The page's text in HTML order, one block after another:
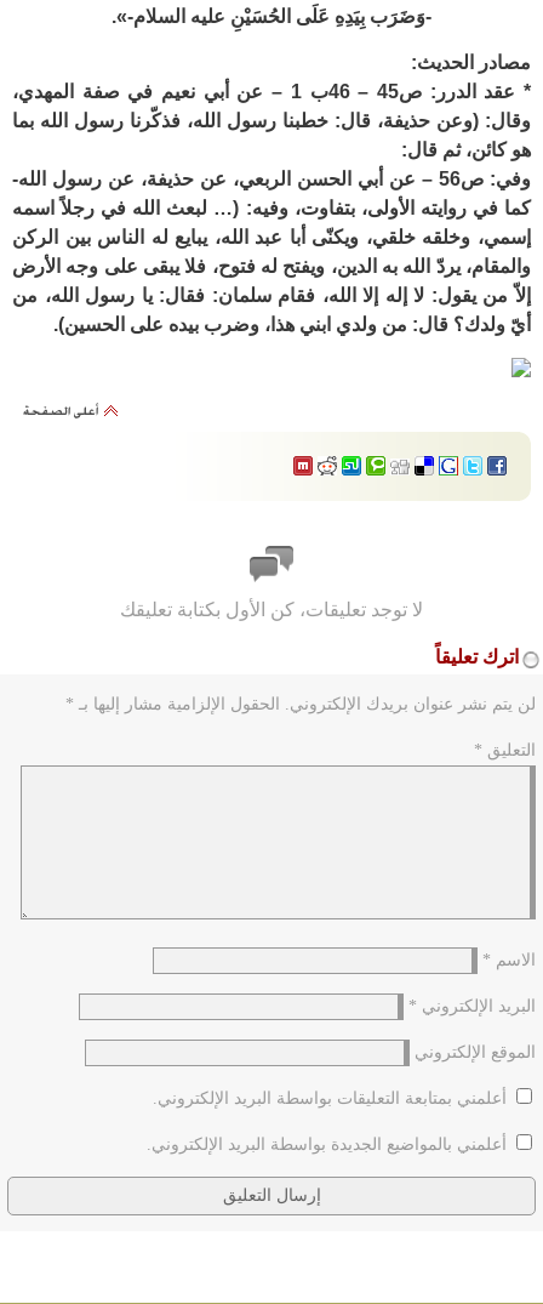
-وَضَرَب بِيَدِهِ عَلَى الحُسَيْنِ عليه السلام-».
مصادر الحديث:
* عقد الدرر: ص45 – 46ب 1 – عن أبي نعيم في صفة المهدي،
وقال: (وعن حذيفة، قال: خطبنا رسول الله، فذكّرنا رسول الله بما
هو كائن، ثم قال:
وفي: ص56 – عن أبي الحسن الربعي، عن حذيفة، عن رسول الله-
كما في روايته الأولى، بتفاوت، وفيه: (… لبعث الله في رجلاً اسمه
إسمي، وخلقه خلقي، ويكنّى أبا عبد الله، يبايع له الناس بين الركن
والمقام، يردّ الله به الدين، ويفتح له فتوح، فلا يبقى على وجه الأرض
إلاّ من يقول: لا إله إلا الله، فقام سلمان: فقال: يا رسول الله، من
أيّ ولدك؟ قال: من ولدي ابني هذا، وضرب بيده على الحسين).
لا توجد تعليقات، كن الأول بكتابة تعليقك
اترك تعليقاً
لن يتم نشر عنوان بريدك الإلكتروني. الحقول الإلزامية مشار إليها بـ *
التعليق *
الاسم *
البريد الإلكتروني *
الموقع الإلكتروني
أعلمني بمتابعة التعليقات بواسطة البريد الإلكتروني.
أعلمني بالمواضيع الجديدة بواسطة البريد الإلكتروني.